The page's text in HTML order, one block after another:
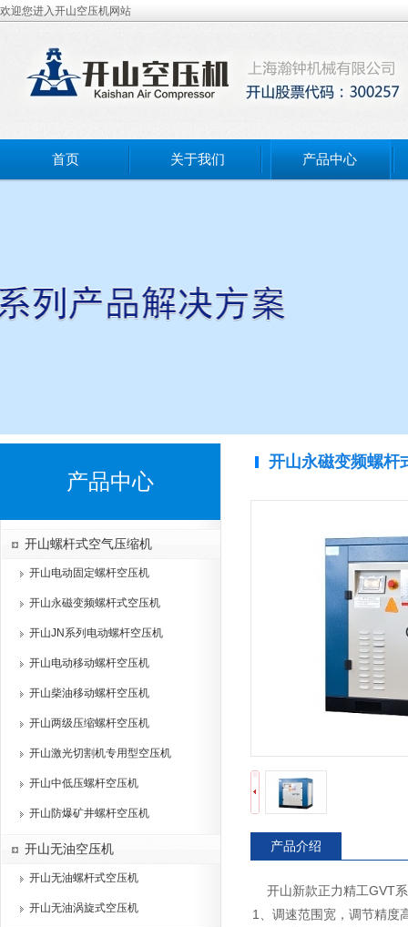
欢迎您进入开山空压机网站
首页 关于我们 产品中心
产品中心
开山螺杆式空气压缩机
开山电动固定螺杆空压机
开山永磁变频螺杆式空压机
开山JN系列电动螺杆空压机
开山电动移动螺杆空压机
开山柴油移动螺杆空压机
开山两级压缩螺杆空压机
开山激光切割机专用型空压机
开山中低压螺杆空压机
开山防爆矿井螺杆空压机
开山无油空压机
开山无油螺杆式空压机
开山无油涡旋式空压机
开山永磁变频螺杆
产品介绍
开山新款正力精工GVT
1、调速范围宽，调节精度